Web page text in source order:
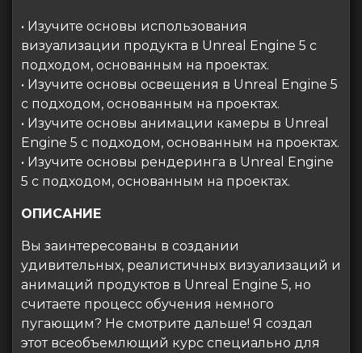
• Изучите основы использования
визуализации продукта в Unreal Engine 5 с
подходом, основанным на проектах.
• Изучите основы освещения в Unreal Engine 5
с подходом, основанным на проектах.
• Изучите основы анимации камеры в Unreal
Engine 5 с подходом, основанным на проектах.
• Изучите основы рендеринга в Unreal Engine
5 с подходом, основанным на проектах.
ОПИСАНИЕ
Вы заинтересованы в создании
удивительных, реалистичных визуализаций и
анимаций продуктов в Unreal Engine 5, но
считаете процесс обучения немного
пугающим? Не смотрите дальше! Я создал
этот всеобъемлющий курс специально для